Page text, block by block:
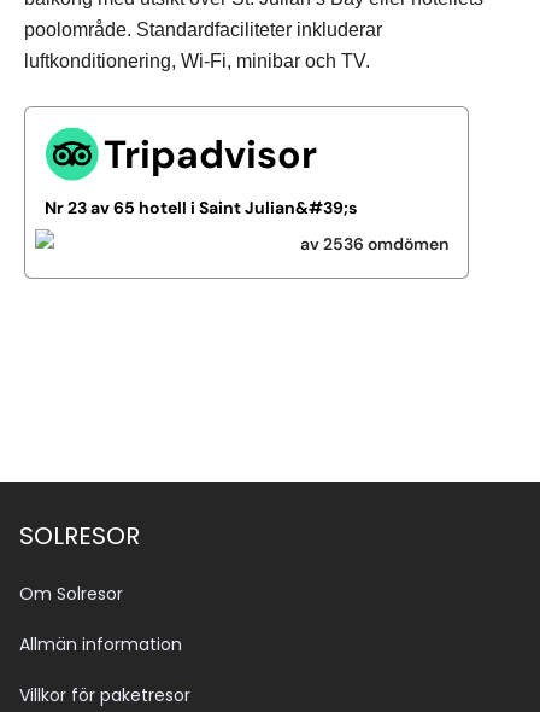
poolområde. Standardfaciliteter inkluderar
luftkonditionering, Wi-Fi, minibar och TV.
Tripadvisor
Nr 23 av 65 hotell i Saint Julian&#39;s
av 2536 omdömen
SOLRESOR
Om Solresor
Allmän information
Villkor för paketresor